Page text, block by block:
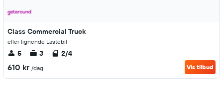
Class Commercial Truck
eller lignende Lastebil
5 3 2/4
610 kr /dag Vis tilbud